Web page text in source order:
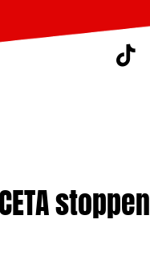
stoppen